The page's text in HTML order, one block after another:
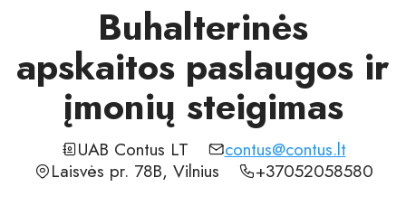
Buhalterinės
apskaitos paslaugos ir
įmonių steigimas
UAB Contus LT
contus@contus.lt
Laisvės pr. 78B, Vilnius
+37052058580